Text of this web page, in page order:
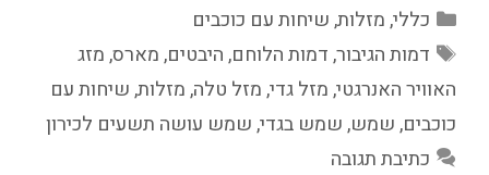
קטגוריות
כללי,מזלות,שיחות עם כוכבים
תגיות
דמות הגיבור,דמות הלוחם,היבטים,מארס,מזג
האוויר האנרגטי,מזל גדי,מזל טלה,מזלות,שיחות עם
כוכבים,שמש,שמש בגדי,שמש עושה תשעים לכירון
כתיבת תגובה